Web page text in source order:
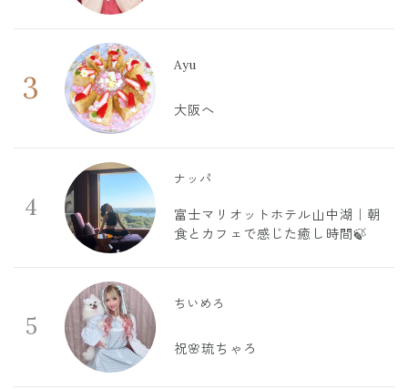
3
Ayu
大阪へ
4
ナッパ
富士マリオットホテル山中湖｜朝
食とカフェで感じた癒し時間🍃
5
ちいめろ
祝🌸琉ちゃろ